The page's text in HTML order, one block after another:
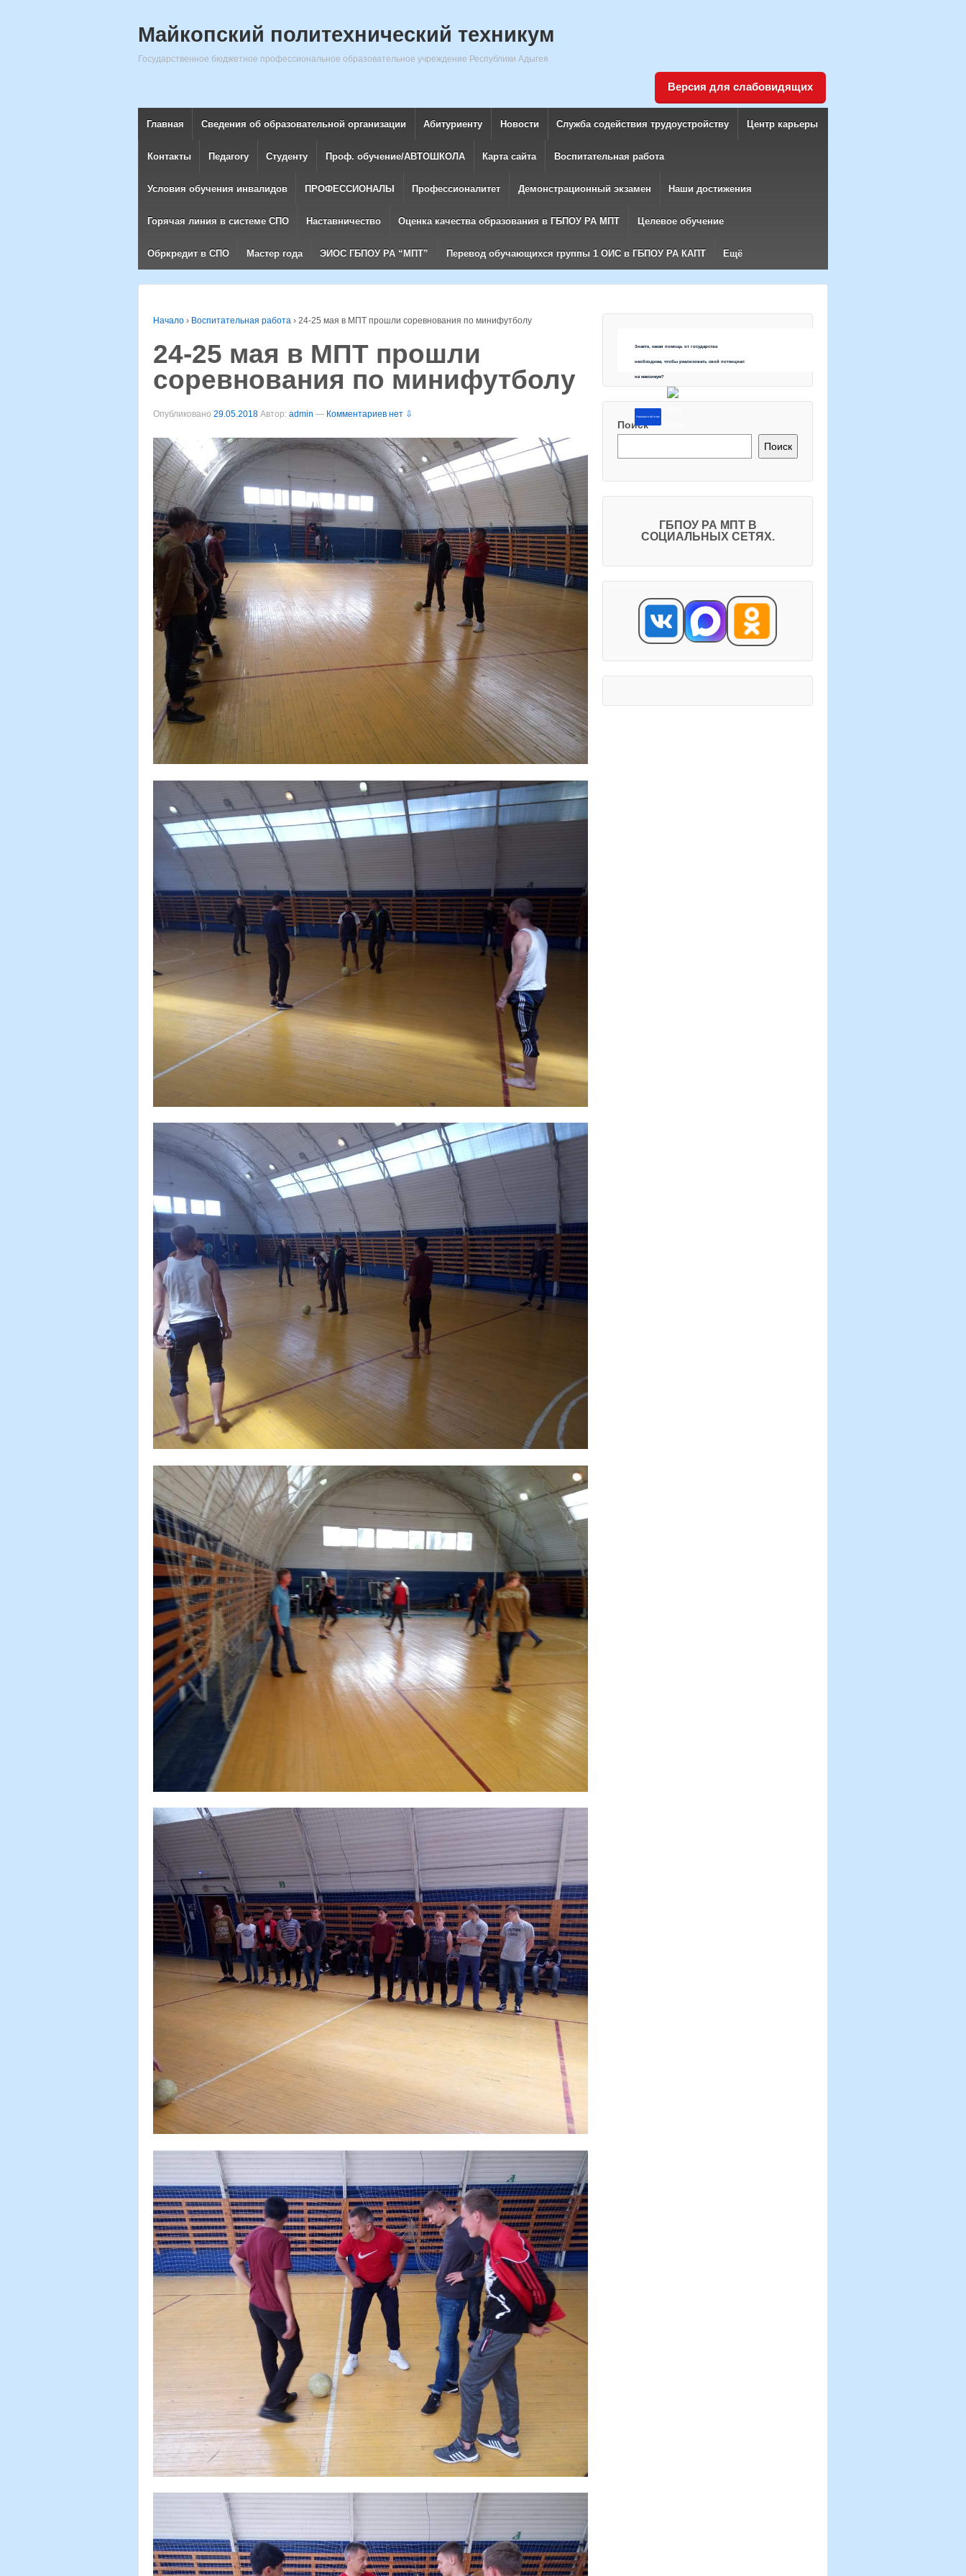
Майкопский политехнический техникум
Государственное бюджетное профессиональное образовательное учреждение Республики Адыгея
Версия для слабовидящих
Главная Сведения об образовательной организации Абитуриенту Новости Служба содействия трудоустройству Центр карьеры
Контакты Педагогу Студенту Проф. обучение/АВТОШКОЛА Карта сайта Воспитательная работа
Условия обучения инвалидов ПРОФЕССИОНАЛЫ Профессионалитет Демонстрационный экзамен Наши достижения
Горячая линия в системе СПО Наставничество Оценка качества образования в ГБПОУ РА МПТ Целевое обучение
Обркредит в СПО Мастер года ЭИОС ГБПОУ РА “МПТ” Перевод обучающихся группы 1 ОИС в ГБПОУ РА КАПТ Ещё
Начало › Воспитательная работа › 24-25 мая в МПТ прошли соревнования по минифутболу
24-25 мая в МПТ прошли
соревнования по минифутболу
Опубликовано 29.05.2018 Автор: admin — Комментариев нет ⇩
Знаете, какая помощь от государства
необходима, чтобы реализовать свой потенциал
на максимум?
Напишите об этом
Поиск
Поиск
ГБПОУ РА МПТ В
СОЦИАЛЬНЫХ СЕТЯХ.